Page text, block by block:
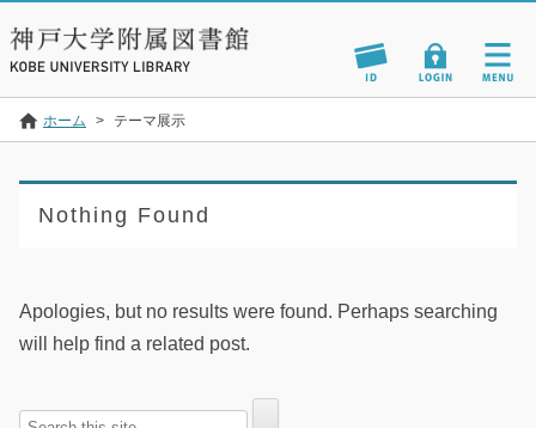
ホーム > テーマ展示
Nothing Found
Apologies, but no results were found. Perhaps searching
will help find a related post.